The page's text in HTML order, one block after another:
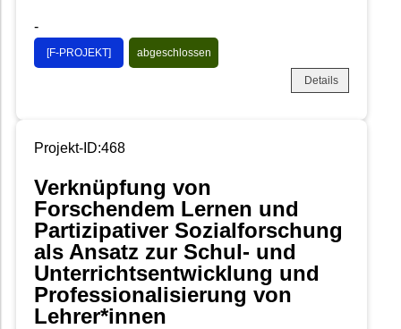
-
[F-PROJEKT] abgeschlossen
Details
Projekt-ID:468
Verknüpfung von
Forschendem Lernen und
Partizipativer Sozialforschung
als Ansatz zur Schul- und
Unterrichtsentwicklung und
Professionalisierung von
Lehrer*innen